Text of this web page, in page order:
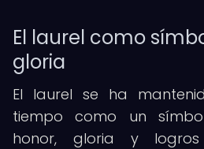
El laurel como
gloria
El laurel se ha
tiempo como un
honor, gloria y